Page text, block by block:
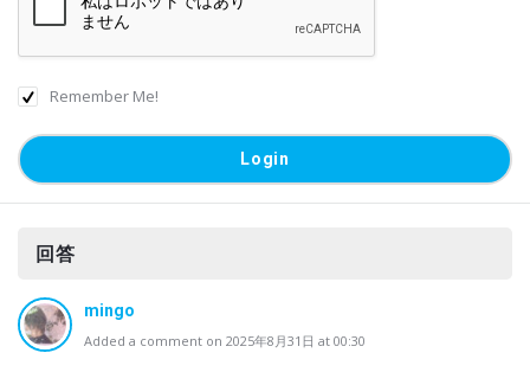
Remember Me!
回答
mingo
Added a comment on 2025年8月31日 at 00:30